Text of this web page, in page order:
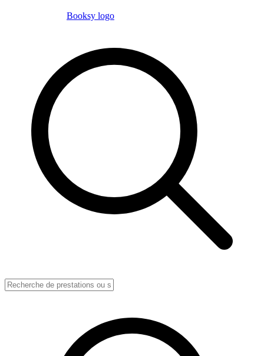
Booksy logo